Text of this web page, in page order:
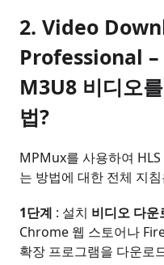
2. Video
Professional –
M3U8 비디오
법?
MPMux를 사용하여
는 방법에 대한 전체 지
1단계 : 설치 비디오 다
Chrome 웹 스토어나
확장 프로그램을 다운로